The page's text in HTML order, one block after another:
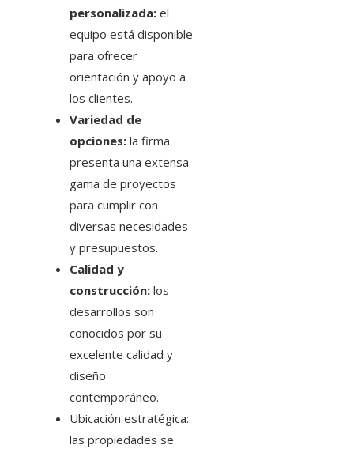
personalizada: el
equipo está disponible
para ofrecer
orientación y apoyo a
los clientes.
Variedad de
opciones: la firma
presenta una extensa
gama de proyectos
para cumplir con
diversas necesidades
y presupuestos.
Calidad y
construcción: los
desarrollos son
conocidos por su
excelente calidad y
diseño
contemporáneo.
Ubicación estratégica:
las propiedades se